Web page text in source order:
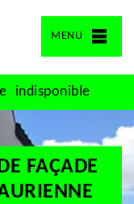
MENU
indisponible
FAÇADE